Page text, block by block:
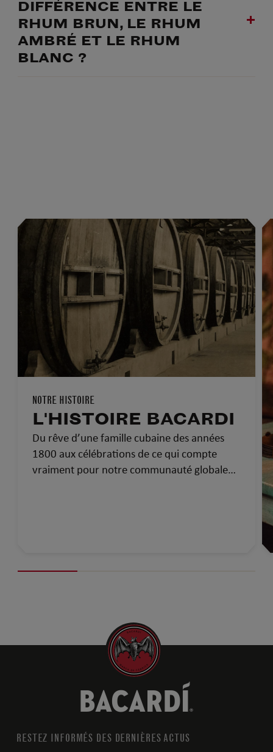
DIFFÉRENCE ENTRE LE
RHUM BRUN, LE RHUM
AMBRÉ ET LE RHUM
BLANC ?
NOTRE HISTOIRE
L'HISTOIRE BACARDI
Du rêve d’une famille cubaine des années
1800 aux célébrations de ce qui compte
vraiment pour notre communauté globale
RESTEZ INFORMÉS DES DERNIÈRES ACTUS